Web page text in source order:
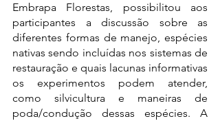
Embrapa Florestas, possibilitou aos
participantes a discussão sobre as
diferentes formas de manejo, espécies
nativas sendo incluídas nos sistemas de
restauração e quais lacunas informativas
os experimentos podem atender,
como silvicultura e maneiras de
poda/condução dessas espécies. A